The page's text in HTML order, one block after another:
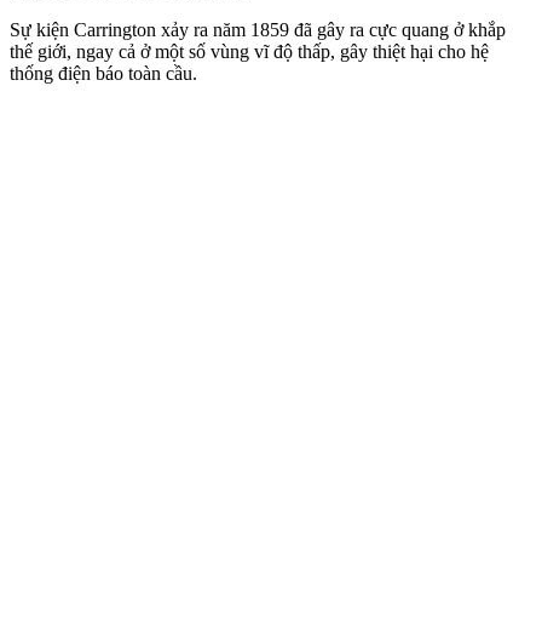
Sự kiện Carrington xảy ra năm 1859 đã gây ra cực quang ở khắp
thế giới, ngay cả ở một số vùng vĩ độ thấp, gây thiệt hại cho hệ
thống điện báo toàn cầu.